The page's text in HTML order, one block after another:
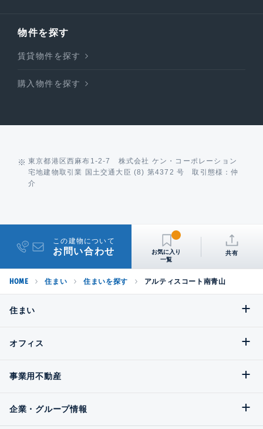
物件を探す
賃貸物件を探す
購入物件を探す
東京都港区西麻布1-2-7 株式会社 ケン・コーポレーション
宅地建物取引業 国土交通大臣 (8) 第4372 号 取引態様：仲
介
この建物について
お問い合わせ 共有
HOME 住まい 住まいを探す アルティスコート南青山
住まい
オフィス
事業用不動産
企業・グループ情報